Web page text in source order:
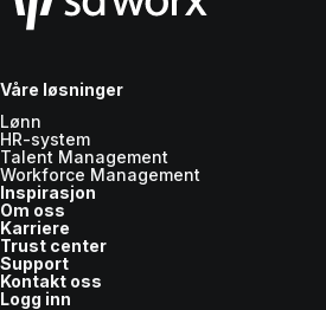
Våre løsninger
Lønn
HR-system
Talent Management
Workforce Management
Inspirasjon
Om oss
Karriere
Trust center
Support
Kontakt oss
Logg inn